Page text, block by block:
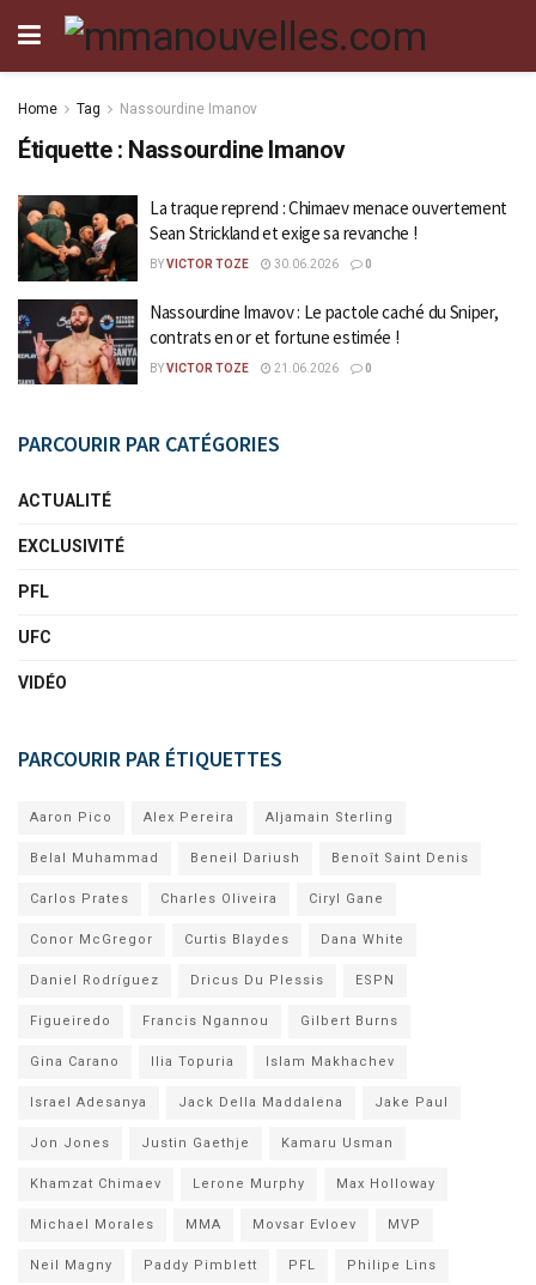
Home Tag Nassourdine Imanov
Étiquette : Nassourdine Imanov
La traque reprend : Chimaev menace ouvertement
Sean Strickland et exige sa revanche !
BYVICTOR TOZE 30.06.2026 0
Nassourdine Imavov : Le pactole caché du Sniper,
contrats en or et fortune estimée !
BYVICTOR TOZE 21.06.2026 0
PARCOURIR PAR CATÉGORIES
ACTUALITÉ
EXCLUSIVITÉ
PFL
UFC
VIDÉO
PARCOURIR PAR ÉTIQUETTES
Aaron Pico Alex Pereira Aljamain Sterling
Belal Muhammad Beneil Dariush Benoît Saint Denis
Carlos Prates Charles Oliveira Ciryl Gane
Conor McGregor Curtis Blaydes Dana White
Daniel Rodríguez Dricus Du Plessis ESPN
Figueiredo Francis Ngannou Gilbert Burns
Gina Carano Ilia Topuria Islam Makhachev
Israel Adesanya Jack Della Maddalena Jake Paul
Jon Jones Justin Gaethje Kamaru Usman
Khamzat Chimaev Lerone Murphy Max Holloway
Michael Morales MMA Movsar Evloev MVP
Neil Magny Paddy Pimblett PFL Philipe Lins